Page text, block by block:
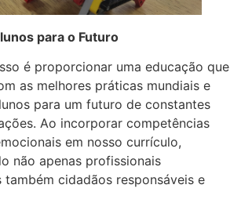
para o Futuro
é proporcionar uma educação que
as melhores práticas mundiais e
para um futuro de constantes
Ao incorporar competências
em nosso currículo,
não apenas profissionais
também cidadãos responsáveis e